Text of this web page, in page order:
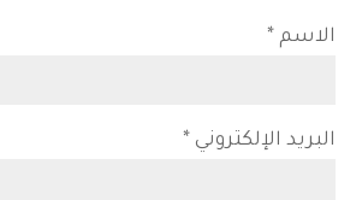
الاسم *
البريد الإلكتروني *